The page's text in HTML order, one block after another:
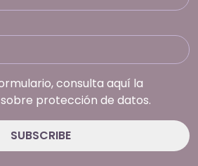
consulta aquí la
protección de datos.